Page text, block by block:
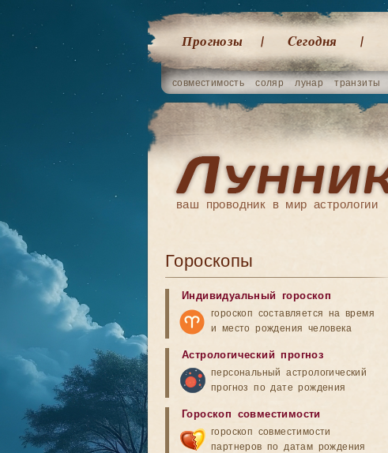
Прогнозы Cегодня
совместимость соляр лунар транзиты
ваш проводник в мир астрологии
Гороскопы
Индивидуальный гороскоп
гороскоп составляется на время
и место рождения человека
Астрологический прогноз
персональный астрологический
прогноз по дате рождения
Гороскоп совместимости
гороскоп совместимости
партнеров по датам рождения